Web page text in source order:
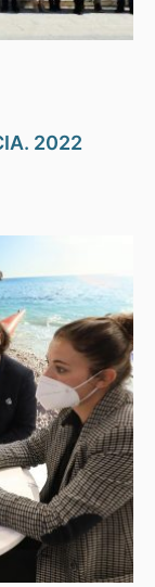
2022